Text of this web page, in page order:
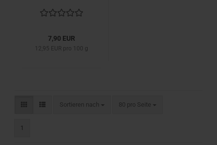
7,90 EUR
12,95 EUR pro 100 g
Sortieren nach
Sortieren nach 80 pro Seite
pro Seite
1